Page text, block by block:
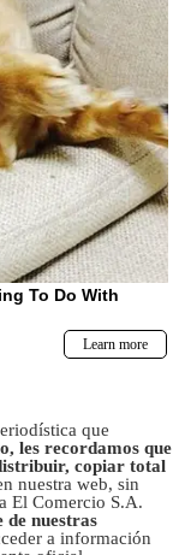
que
les recordamos que
copiar total
nuestra web, sin
El Comercio S.A.
nuestras
a información